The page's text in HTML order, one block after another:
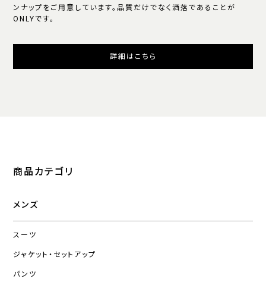
ンナップをご用意しています。品質だけでなく洒落であることが
ONLYです。
詳細はこちら
商品カテゴリ
メンズ
スーツ
ジャケット・セットアップ
パンツ